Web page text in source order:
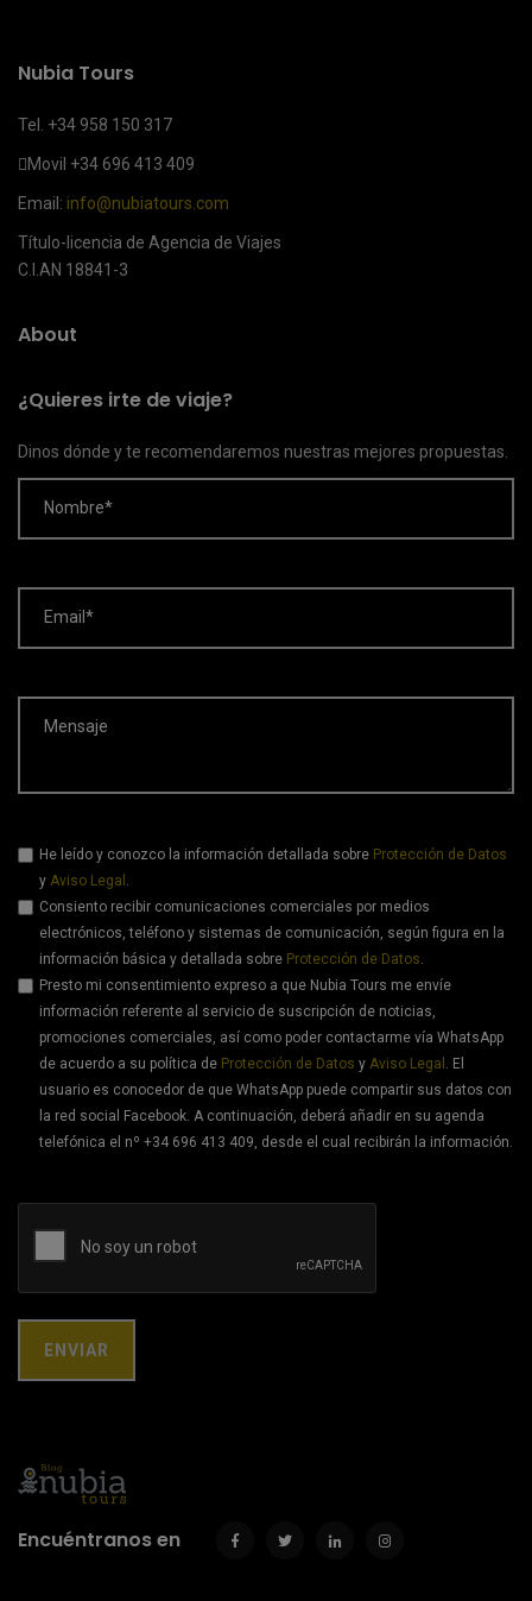
Nubia Tours
Tel. +34 958 150 317
Movil +34 696 413 409
Email: info@nubiatours.com
Título-licencia de Agencia de Viajes
C.I.AN 18841-3
About
¿Quieres irte de viaje?
Dinos dónde y te recomendaremos nuestras mejores propuestas.
Nombre*
Email*
Mensaje
He leído y conozco la información detallada sobre Protección de Datos
y Aviso Legal
Consiento recibir comunicaciones comerciales por medios
electrónicos, teléfono y sistemas de comunicación, según figura en la
información básica y detallada sobre Protección de Datos
Presto mi consentimiento expreso a que Nubia Tours me envíe
información referente al servicio de suscripción de noticias,
promociones comerciales, así como poder contactarme vía WhatsApp
de acuerdo a su política de Protección de Datos y Aviso Legal
. El
usuario es conocedor de que WhatsApp puede compartir sus datos con
la red social Facebook. A continuación, deberá añadir en su agenda
telefónica el nº +34 696 413 409, desde el cual recibirán la información.
Encuéntranos en